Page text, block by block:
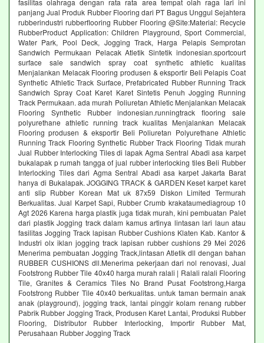
fasilitas olahraga dengan rata rata area tempat olah raga lari ini
panjang Jual Produk Rubber Flooring dari PT Bagus Unggul Sejahtera
rubberindustri rubberflooring Rubber Flooring @Site:Material: Recycle
RubberProduct Application: Children Playground, Sport Commercial,
Water Park, Pool Deck, Jogging Track, Harga Pelapis Semprotan
Sandwich Permukaan Pelacak Atletik Sintetik indonesian.sportcourt
surface sale sandwich spray coat synthetic athletic kualitas
Menjalankan Melacak Flooring produsen & eksportir Beli Pelapis Coat
Synthetic Athletic Track Surface, Prefabricated Rubber Running Track
Sandwich Spray Coat Karet Karet Sintetis Penuh Jogging Running
Track Permukaan. ada murah Poliuretan Athletic Menjalankan Melacak
Flooring Synthetic Rubber indonesian.runningtrack flooring sale
polyurethane athletic running track kualitas Menjalankan Melacak
Flooring produsen & eksportir Beli Poliuretan Polyurethane Athletic
Running Track Flooring Synthetic Rubber Track Flooring Tidak murah
Jual Rubber Interlocking Tiles di lapak Agma Sentral Abadi asa karpet
bukalapak p rumah tangga of jual rubber interlocking tiles Beli Rubber
Interlocking Tiles dari Agma Sentral Abadi asa karpet Jakarta Barat
hanya di Bukalapak. JOGGING TRACK & GARDEN Keset karpet karet
anti slip Rubber Korean Mat uk 87x59 Diskon Limited Termurah
Berkualitas. Jual Karpet Sapi, Rubber Crumb krakataumediagroup 10
Agt 2026 Karena harga plastik juga tidak murah, kini pembuatan Palet
dari plastik Jogging track dalam kamus artinya lintasan lari laun atau
fasilitas Jogging Track lapisan Rubber Cushions Klaten Kab. Kantor &
Industri olx iklan jogging track lapisan rubber cushions 29 Mei 2026
Menerima pembuatan Jogging Track,lintasan Atletik dll dengan bahan
RUBBER CUSHIONS dll.Menerima pekerjaan dari nol renovasi, Jual
Footstrong Rubber Tile 40x40 harga murah ralali | Ralali ralali Flooring
Tile, Granites & Ceramics Tiles No Brand Pusat Footstrong,Harga
Footstrong Rubber Tile 40x40 berkualitas. untuk taman bermain anak
anak (playground), jogging track, lantai pinggir kolam renang rubber
Pabrik Rubber Jogging Track, Produsen Karet Lantai, Produksi Rubber
Flooring, Distributor Rubber Interlocking, Importir Rubber Mat,
Perusahaan Rubber Jogging Track